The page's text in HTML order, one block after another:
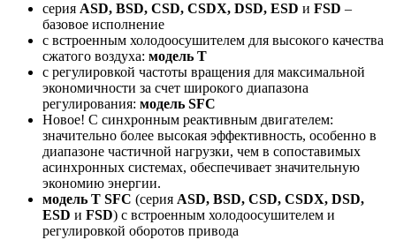
серия ASD, BSD, CSD, CSDX, DSD, ESD и FSD –
базовое исполнение
с встроенным холодоосушителем для высокого качества
сжатого воздуха: модель T
с регулировкой частоты вращения для максимальной
экономичности за счет широкого диапазона
регулирования: модель SFC
Новое! С синхронным реактивным двигателем:
значительно более высокая эффективность, особенно в
диапазоне частичной нагрузки, чем в сопоставимых
асинхронных системах, обеспечивает значительную
экономию энергии.
модель T SFC (серия ASD, BSD, CSD, CSDX, DSD,
ESD и FSD) с встроенным холодоосушителем и
регулировкой оборотов привода